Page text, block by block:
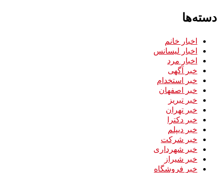
دسته‌ها
اخبار خانم
اخبار لیسانس
اخبار مرد
خبر آگهی
خبر استخدام
خبر اصفهان
خبر تبریز
خبر تهران
خبر دکترا
خبر دیپلم
خبر شرکت
خبر شهرداری
خبر شیراز
خبر فروشگاه